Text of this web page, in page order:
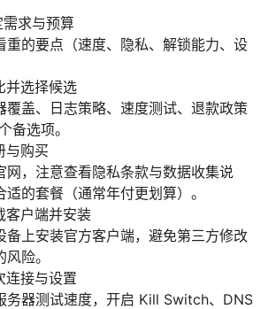
需求与预算
重的要点（速度、隐私、解锁能力、设
并选择候选
覆盖、日志策略、速度测试、退款政策
备选项。
与购买
网，注意查看隐私条款与数据收集说
适的套餐（通常年付更划算）。
客户端并安装
备上安装官方客户端，避免第三方修改
险。
连接与设置
务器测试速度，开启 Kill Switch、DNS